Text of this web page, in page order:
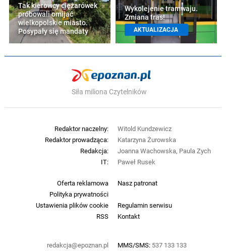
Tak kierowcy ciężarówek
próbowali omijać
wielkopolskie miasto.
Posypały się mandaty
Wykolejenie tramwaju.
Zmiana tras!
AKTUALIZACJA
Siła miliona Czytelników
Oferta reklamowa
Nasz patronat
Polityka prywatności
Ustawienia plików cookie
Regulamin serwisu
RSS
Kontakt
redakcja@epoznan.pl MMS/SMS: 537 133 133
Redaktor naczelny:
Witold Kundzewicz
Redaktor prowadząca:
Katarzyna Żurowska
Redakcja:
Joanna Wachowska, Paula Zych
IT:
Paweł Rusek